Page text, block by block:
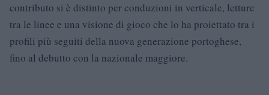
contributo si è distinto per conduzioni in verticale, letture
tra le linee e una visione di gioco che lo ha proiettato tra i
profili più seguiti della nuova generazione portoghese,
fino al debutto con la nazionale maggiore.